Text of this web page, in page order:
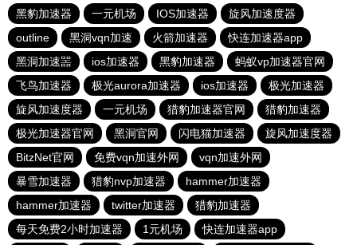
黑豹加速器
一元机场 IOS加速器
旋风加速度器
outline
黑洞vqn加速 火箭加速器
快连加速器app
黑洞加速噐
ios加速器 黑豹加速器
蚂蚁vp加速器官网
飞鸟加速器
极光aurora加速器 ios加速器
极光加速器
旋风加速度器
一元机场 猎豹加速器官网
猎豹加速器
极光加速器官网
黑洞官网 闪电猫加速器
旋风加速度器
BitzNet官网
免费vqn加速外网
vqn加速外网
暴雪加速器
猎豹nvp加速器
hammer加速器
hammer加速器
twitter加速器
猎豹加速器
每天免费2小时加速器
1元机场 快连加速器app